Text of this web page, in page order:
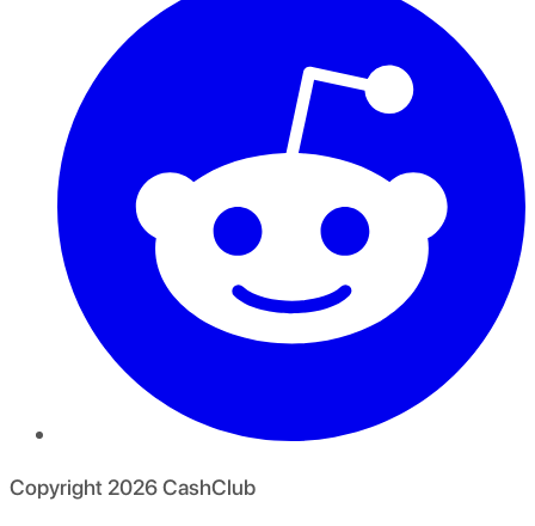
Copyright 2026CashClub